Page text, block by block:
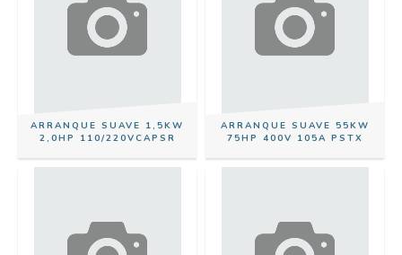
ARRANQUE SUAVE 1,5KW
2,0HP 110/220VCAPSR
ARRANQUE SUAVE 55KW
75HP 400V 105A PSTX